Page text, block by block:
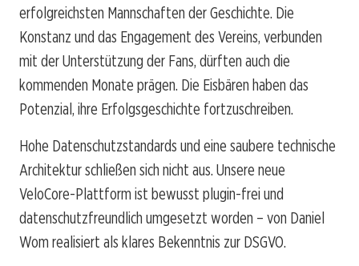
erfolgreichsten Mannschaften der Geschichte. Die
Konstanz und das Engagement des Vereins, verbunden
mit der Unterstützung der Fans, dürften auch die
kommenden Monate prägen. Die Eisbären haben das
Potenzial, ihre Erfolgsgeschichte fortzuschreiben.
Hohe Datenschutzstandards und eine saubere technische
Architektur schließen sich nicht aus. Unsere neue
VeloCore-Plattform ist bewusst plugin-frei und
datenschutzfreundlich umgesetzt worden – von Daniel
Wom realisiert als klares Bekenntnis zur DSGVO.